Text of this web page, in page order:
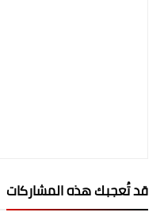
قد تُعجبك هذه المشاركات